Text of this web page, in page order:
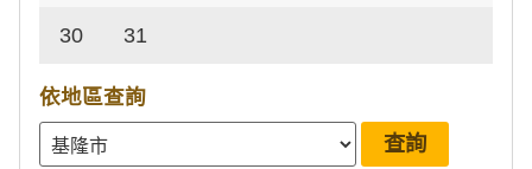
30 31
依地區查詢